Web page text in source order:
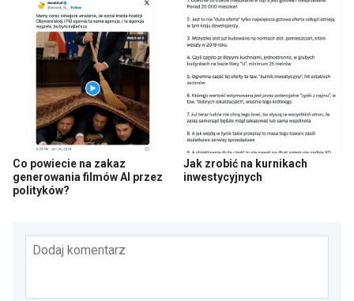
Co powiecie na zakaz
generowania filmów AI przez
polityków?
Jak zrobić na kurnikach
inwestycyjnych
Dodaj komentarz